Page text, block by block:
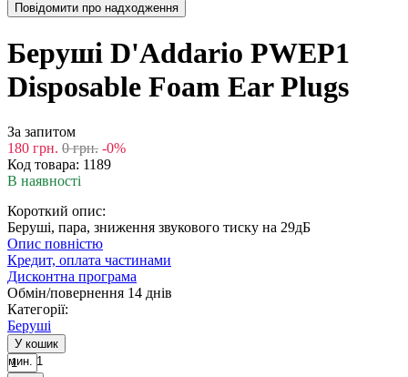
Повідомити про надходження
Беруші D'Addario PWEP1
Disposable Foam Ear Plugs
За запитом
180 грн. 0 грн. -0%
Код товара: 1189
В наявності
Короткий опис:
Беруші, пара, зниження звукового тиску на 29дБ
Опис повністю
Кредит, оплата частинами
Дисконтна програма
Обмін/повернення 14 днів
Категорії:
Беруші
У кошик
мин. 1